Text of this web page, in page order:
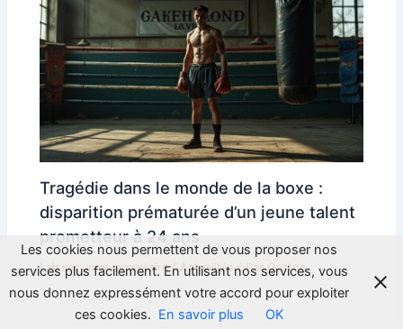
Tragédie dans le monde de la boxe :
disparition prématurée d’un jeune talent
prometteur à 24 ans
Laisser un commentaire /Actualités / ParGaston
Les cookies nous permettent de vous proposer nos
services plus facilement. En utilisant nos services, vous
nous donnez expressément votre accord pour exploiter
ces cookies. En savoir plus OK